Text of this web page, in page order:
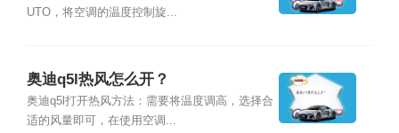
UTO，将空调的温度控制旋...
奥迪q5l热风怎么开？
奥迪q5l打开热风方法：需要将温度调高，选择合
适的风量即可，在使用空调...